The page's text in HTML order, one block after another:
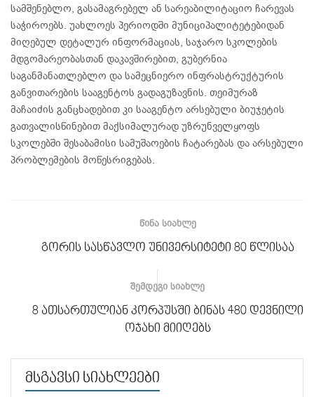
სამშენებლო, გასამაგრებელ ან სარეაბილიტაციო ჩარევას
საჭიროებს. უახლოეს პერიოდში მუნიციპალიტეტებიდან
მიღებულ დეტალურ ინფორმაციას, საჯარო სკოლების
მდგომარეობასთან დაკავშირებით, გუბერნია
საგანმანათლებლო და სამეცნიერო ინფრასტრუქტურის
განვითარების სააგენტოს გადაგუზავნის. თეიმურაზ
მაჩაიძის განცხადებით კი სააგენტო არსებული ბიუჯეტის
გათვალისწინებით მაქსიმალურად უზრუნველყოფს
სკოლებში შესაბამისი სამუშაოების ჩატარებას და არსებული
პრობლემების მოწესრიგებას.
ᲬᲘᲜᲐ ᲡᲘᲐᲮᲚᲔ
გორის სასწავლო უნივერსიტეტი 80 წლისაა
ᲨᲔᲛᲓᲔᲒᲘ ᲡᲘᲐᲮᲚᲔ
8 ათსართულიან კორპუსში ბინას 480 დევნილი
ოჯახი მიიღებს
მსგავსი სიახლეები